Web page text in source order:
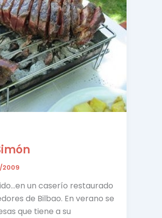
2009
un caserío restaurado
de Bilbao. En verano se
que tiene a su